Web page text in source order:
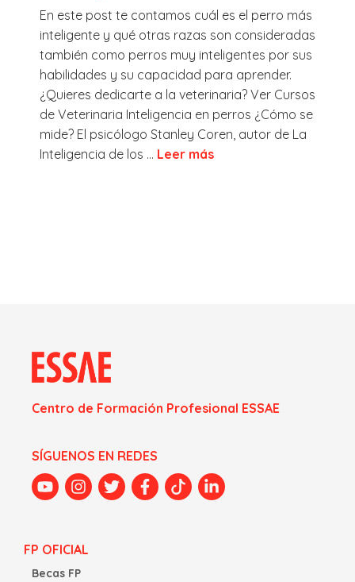
En este post te contamos cuál es el perro más
inteligente y qué otras razas son consideradas
también como perros muy inteligentes por sus
habilidades y su capacidad para aprender.
¿Quieres dedicarte a la veterinaria? Ver Cursos
de Veterinaria Inteligencia en perros ¿Cómo se
mide? El psicólogo Stanley Coren, autor de La
Inteligencia de los ... Leer más
Centro de Formación Profesional ESSAE
SÍGUENOS EN REDES
FP OFICIAL
Becas FP